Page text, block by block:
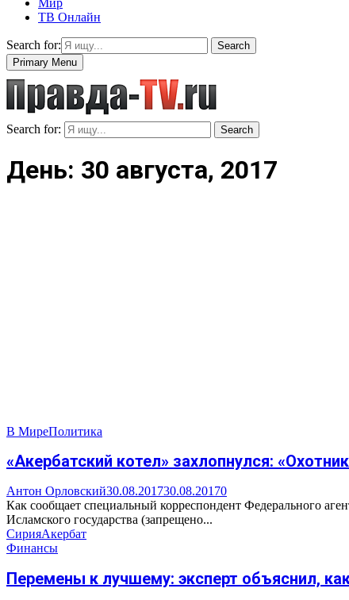
Мир
ТВ Онлайн
Search for:
Search
Primary Menu
Search for: Search
День: 30 августа, 2017
В МиреПолитика
«Акербатский котел» захлопнулся:
Антон Орловский30.08.201730.08.20170
Как сообщает специальный корреспондент Федерального
Исламского государства (запрещено...
СирияАкербат
Финансы
Перемены к лучшему: эксперт объяснил,